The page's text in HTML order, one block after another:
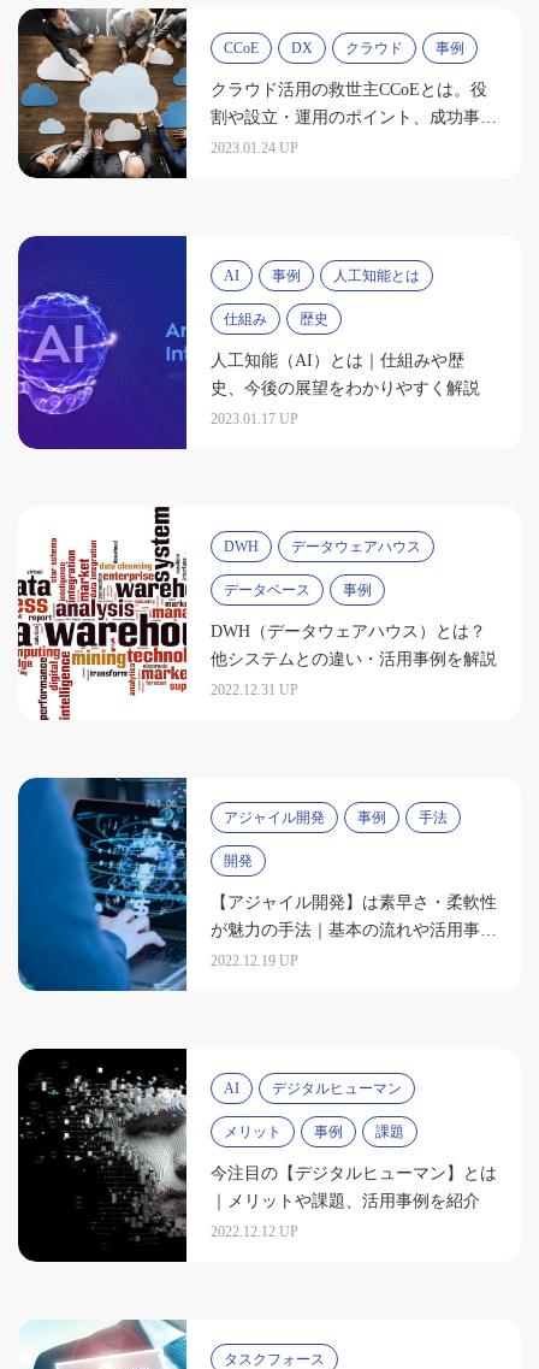
CCoE DX クラウド 事例
クラウド活用の救世主CCoEとは。役
割や設立・運用のポイント、成功事例
を紹介
2023.01.24 UP
AI 事例 人工知能とは
仕組み 歴史
人工知能（AI）とは｜仕組みや歴
史、今後の展望をわかりやすく解説
2023.01.17 UP
DWH データウェアハウス
データベース 事例
DWH（データウェアハウス）とは？
他システムとの違い・活用事例を解説
2022.12.31 UP
アジャイル開発 事例 手法
開発
【アジャイル開発】は素早さ・柔軟性
が魅力の手法｜基本の流れや活用事例
を解説
2022.12.19 UP
AI デジタルヒューマン
メリット 事例 課題
今注目の【デジタルヒューマン】とは
｜メリットや課題、活用事例を紹介
2022.12.12 UP
タスクフォース